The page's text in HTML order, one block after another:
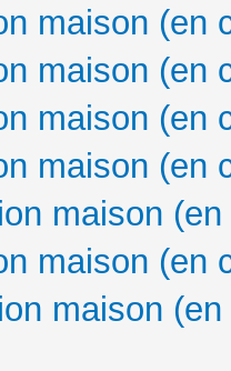
maison (en
maison (en
maison (en
maison (en
maison
maison (en
maison